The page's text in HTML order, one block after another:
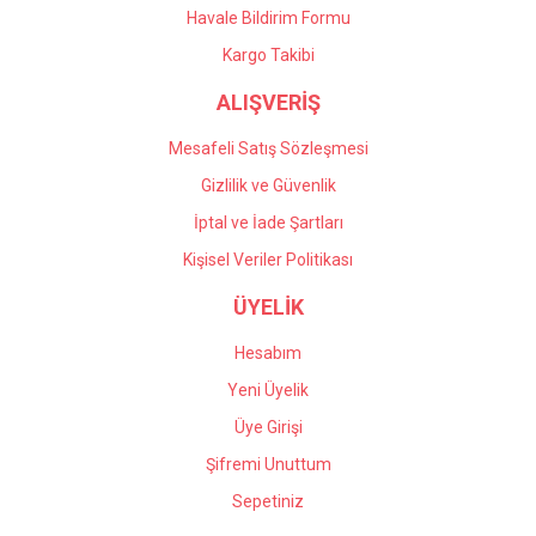
Gönder
Havale Bildirim Formu
Kargo Takibi
ALIŞVERİŞ
Mesafeli Satış Sözleşmesi
Gizlilik ve Güvenlik
İptal ve İade Şartları
Kişisel Veriler Politikası
ÜYELİK
Hesabım
Yeni Üyelik
Üye Girişi
Şifremi Unuttum
Sepetiniz